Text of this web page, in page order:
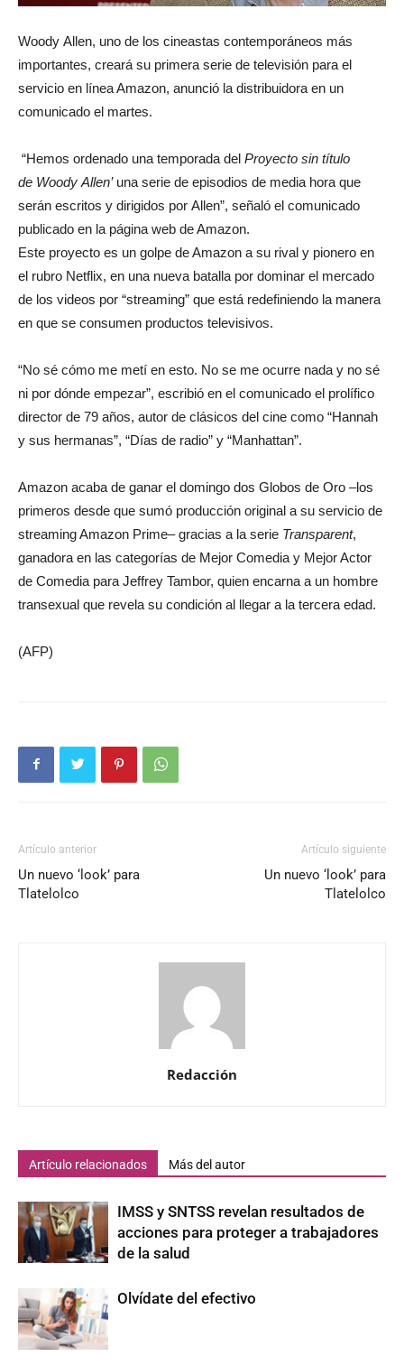
Woody Allen, uno de los cineastas contemporáneos más
importantes, creará su primera serie de televisión para el
servicio en línea Amazon, anunció la distribuidora en un
comunicado el martes.
“Hemos ordenado una temporada del Proyecto sin título
de Woody Allen’una serie de episodios de media hora que
serán escritos y dirigidos por Allen”, señaló el comunicado
publicado en la página web de Amazon.
Este proyecto es un golpe de Amazon a su rival y pionero en
el rubro Netflix, en una nueva batalla por dominar el mercado
de los videos por “streaming” que está redefiniendo la manera
en que se consumen productos televisivos.
“No sé cómo me metí en esto. No se me ocurre nada y no sé
ni por dónde empezar”, escribió en el comunicado el prolífico
director de 79 años, autor de clásicos del cine como “Hannah
y sus hermanas”, “Días de radio” y “Manhattan”.
Amazon acaba de ganar el domingo dos Globos de Oro –los
primeros desde que sumó producción original a su servicio de
streaming Amazon Prime– gracias a la serie Transparent,
ganadora en las categorías de Mejor Comedia y Mejor Actor
de Comedia para Jeffrey Tambor, quien encarna a un hombre
transexual que revela su condición al llegar a la tercera edad.
(AFP)
Artículo anterior
Un nuevo ‘look’ para
Tlatelolco
Artículo siguiente
Un nuevo ‘look’ para
Tlatelolco
Redacción
Artículo relacionados Más del autor
IMSS y SNTSS revelan resultados de
acciones para proteger a trabajadores
de la salud
Olvídate del efectivo